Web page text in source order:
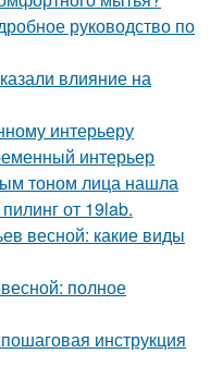
руководство по
влияние на
интерьеру
интерьер
тоном лица нашла
от 19lab.
весной: какие виды
полное
инструкция